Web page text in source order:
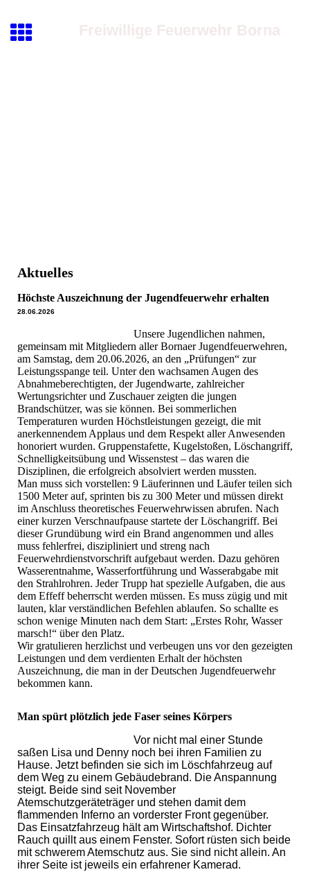
Aktuelles
Höchste Auszeichnung der Jugendfeuerwehr erhalten
28.06.2026
Unsere Jugendlichen nahmen,
gemeinsam mit Mitgliedern aller Bornaer Jugendfeuerwehren,
am Samstag, dem 20.06.2026, an den „Prüfungen“ zur
Leistungsspange teil. Unter den wachsamen Augen des
Abnahmeberechtigten, der Jugendwarte, zahlreicher
Wertungsrichter und Zuschauer zeigten die jungen
Brandschützer, was sie können. Bei sommerlichen
Temperaturen wurden Höchstleistungen gezeigt, die mit
anerkennendem Applaus und dem Respekt aller Anwesenden
honoriert wurden. Gruppenstafette, Kugelstoßen, Löschangriff,
Schnelligkeitsübung und Wissenstest – das waren die
Disziplinen, die erfolgreich absolviert werden mussten.
Man muss sich vorstellen: 9 Läuferinnen und Läufer teilen sich
1500 Meter auf, sprinten bis zu 300 Meter und müssen direkt
im Anschluss theoretisches Feuerwehrwissen abrufen. Nach
einer kurzen Verschnaufpause startete der Löschangriff. Bei
dieser Grundübung wird ein Brand angenommen und alles
muss fehlerfrei, diszipliniert und streng nach
Feuerwehrdienstvorschrift aufgebaut werden. Dazu gehören
Wasserentnahme, Wasserfortführung und Wasserabgabe mit
den Strahlrohren. Jeder Trupp hat spezielle Aufgaben, die aus
dem Effeff beherrscht werden müssen. Es muss zügig und mit
lauten, klar verständlichen Befehlen ablaufen. So schallte es
schon wenige Minuten nach dem Start: „Erstes Rohr, Wasser
marsch!“ über den Platz.
Wir gratulieren herzlichst und verbeugen uns vor den gezeigten
Leistungen und dem verdienten Erhalt der höchsten
Auszeichnung, die man in der Deutschen Jugendfeuerwehr
bekommen kann.
Man spürt plötzlich jede Faser seines Körpers
Vor nicht mal einer Stunde
saßen Lisa und Denny noch bei ihren Familien zu
Hause. Jetzt befinden sie sich im Löschfahrzeug auf
dem Weg zu einem Gebäudebrand. Die Anspannung
steigt. Beide sind seit November
Atemschutzgeräteträger und stehen damit dem
flammenden Inferno an vorderster Front gegenüber.
Das Einsatzfahrzeug hält am Wirtschaftshof. Dichter
Rauch quillt aus einem Fenster. Sofort rüsten sich beide
mit schwerem Atemschutz aus. Sie sind nicht allein. An
ihrer Seite ist jeweils ein erfahrener Kamerad.